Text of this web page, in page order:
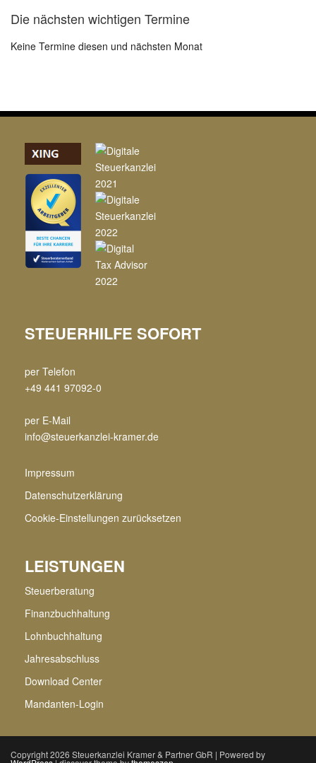
Die nächsten wichtigen Termine
Keine Termine diesen und nächsten Monat
STEUERHILFE SOFORT
per Telefon
+49 441 97092-0
per E-Mail
info@steuerkanzlei-kramer.de
Impressum
Datenschutzerklärung
Cookie-Einstellungen zurücksetzen
LEISTUNGEN
Steuerberatung
Finanzbuchhaltung
Lohnbuchhaltung
Jahresabschluss
Download Center
Mandanten-Login
Copyright 2026 Steuerkanzlei Kramer & Partner GbR | Powered by